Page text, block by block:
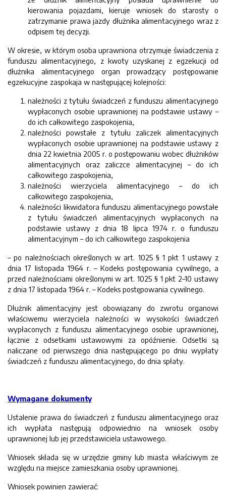
kierowania pojazdami, kieruje wniosek do starosty o
zatrzymanie prawa jazdy dłużnika alimentacyjnego wraz z
odpisem tej decyzji.
W okresie, w którym osoba uprawniona otrzymuje świadczenia z
funduszu alimentacyjnego, z kwoty uzyskanej z egzekucji od
dłużnika alimentacyjnego organ prowadzący postępowanie
egzekucyjne zaspokaja w następującej kolejności:
należności z tytułu świadczeń z funduszu alimentacyjnego
wypłaconych osobie uprawnionej na podstawie ustawy –
do ich całkowitego zaspokojenia,
należności powstałe z tytułu zaliczek alimentacyjnych
wypłaconych osobie uprawnionej na podstawie ustawy z
dnia 22 kwietnia 2005 r. o postępowaniu wobec dłużników
alimentacyjnych oraz zaliczce alimentacyjnej – do ich
całkowitego zaspokojenia,
należności wierzyciela alimentacyjnego – do ich
całkowitego zaspokojenia,
należności likwidatora funduszu alimentacyjnego powstałe
z tytułu świadczeń alimentacyjnych wypłaconych na
podstawie ustawy z dnia 18 lipca 1974 r. o funduszu
alimentacyjnym – do ich całkowitego zaspokojenia
– po należnościach określonych w art. 1025 § 1 pkt 1 ustawy z
dnia 17 listopada 1964 r. – Kodeks postępowania cywilnego, a
przed należnościami określonymi w art. 1025 § 1 pkt 2–10 ustawy
z dnia 17 listopada 1964 r. – Kodeks postępowania cywilnego.
Dłużnik alimentacyjny jest obowiązany do zwrotu organowi
właściwemu wierzyciela należności w wysokości świadczeń
wypłaconych z funduszu alimentacyjnego osobie uprawnionej,
łącznie z odsetkami ustawowymi za opóźnienie. Odsetki są
naliczane od pierwszego dnia następującego po dniu wypłaty
świadczeń z funduszu alimentacyjnego, do dnia spłaty.
Wymagane dokumenty
Ustalenie prawa do świadczeń z funduszu alimentacyjnego oraz
ich wypłata następują odpowiednio na wniosek osoby
uprawnionej lub jej przedstawiciela ustawowego.
Wniosek składa się w urzędzie gminy lub miasta właściwym ze
względu na miejsce zamieszkania osoby uprawnionej.
Wniosek powinien zawierać: